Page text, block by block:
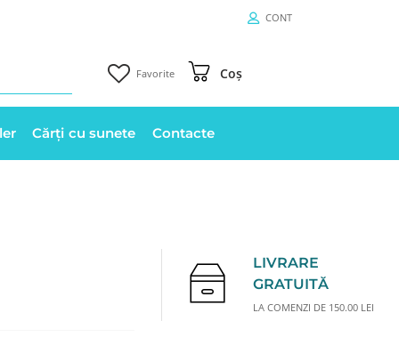
CONT
Favorite Coș
Cărți cu sunete Contacte
LIVRARE
GRATUITĂ
LA COMENZI DE 150.00 LEI